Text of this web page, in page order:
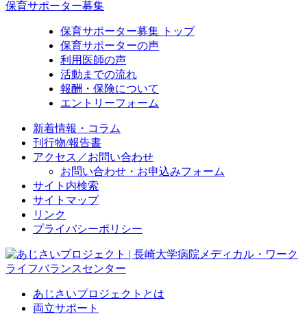
保育サポーター募集
保育サポーター募集 トップ
保育サポーターの声
利用医師の声
活動までの流れ
報酬・保険について
エントリーフォーム
新着情報・コラム
刊行物/報告書
アクセス／お問い合わせ
お問い合わせ・お申込みフォーム
サイト内検索
サイトマップ
リンク
プライバシーポリシー
あじさいプロジェクトとは
両立サポート